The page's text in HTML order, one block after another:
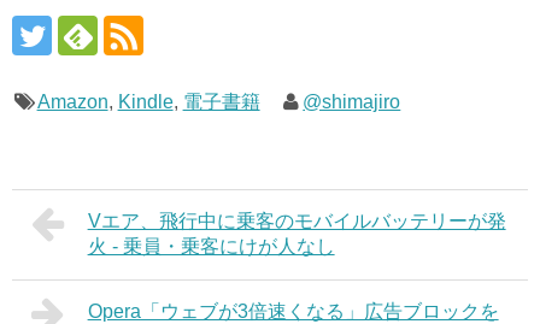
Amazon, Kindle, 電子書籍 @shimajiro
Vエア、飛行中に乗客のモバイルバッテリーが発
火 - 乗員・乗客にけが人なし
Opera「ウェブが3倍速くなる」広告ブロックを